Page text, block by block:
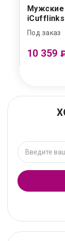
Мужские
iCufflinks
Под заказ
10 359